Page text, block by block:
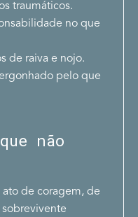
traumáticos.
no que
de raiva e nojo.
pelo que
não
ato de coragem, de